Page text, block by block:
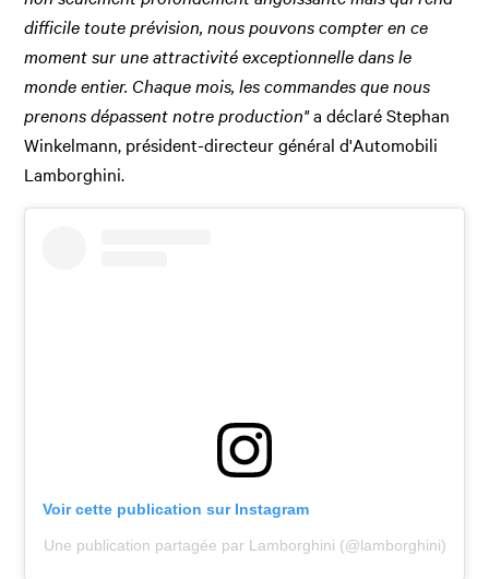
difficile toute prévision, nous pouvons compter en ce
moment sur une attractivité exceptionnelle dans le
monde entier. Chaque mois, les commandes que nous
prenons dépassent notre production"a déclaré Stephan
Winkelmann, président-directeur général d'Automobili
Lamborghini.
Voir cette publication sur Instagram
Une publication partagée par Lamborghini (@lamborghini)